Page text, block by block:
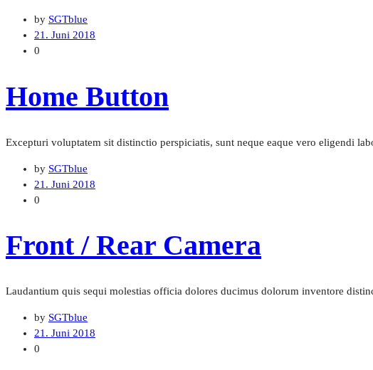
by SGTblue
21. Juni 2018
0
Home Button
Excepturi voluptatem sit distinctio perspiciatis, sunt neque eaque vero eligendi
by SGTblue
21. Juni 2018
0
Front / Rear Camera
Laudantium quis sequi molestias officia dolores ducimus dolorum inventore
by SGTblue
21. Juni 2018
0